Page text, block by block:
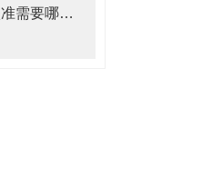
电磁流量计的测量精度校准需要哪些工具和设备?